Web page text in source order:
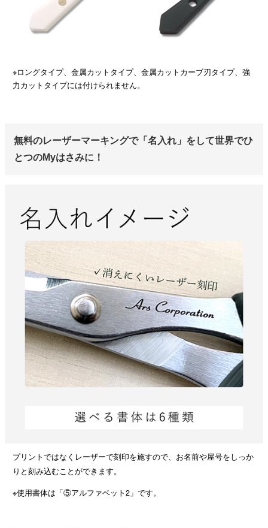
※ロングタイプ、金属カットタイプ、金属カットカーブ刃タイプ、強
力カットタイプには付けられません。
無料のレーザーマーキングで「名入れ」をして世界でひ
とつのMyはさみに！
プリントではなくレーザーで刻印を施すので、お名前や屋号をしっか
りと刻み込むことができます。
※使用書体は「⑤アルファベット2」です。